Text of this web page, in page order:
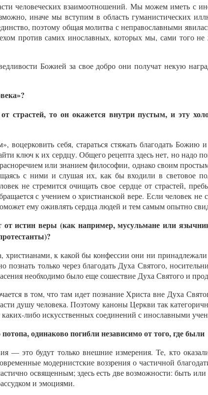
человеческих взаимоотношений. Мы можем иметь с
иначе мы вступим в область гуманистических
поэтому общая молитва с неправославными
против самих инославных, которых мы, сами того
Божией за свое добро они получат некую
страстей, то он окажется внутри пустым, и эту
себя, стараться стяжать благодать
ключ к их сердцу. Общего рецепта здесь нет, но надо
или знанием философии, однако своим
с ними и слушая их, как бы входили в световое
не стремится очищать свое сердце от страстей,
с учением о христианской вере. Если человек
ему оживлять сердца людей и тем самым опытно
истин веры (как например, мусульмане или
к какой бы конфессии они ни
только через благодать Духа Святого,
необходимо было еще сошествие Духа Святого и
в том, что там идет познание Христа вне Духа
душу человека. Поэтому каноны Церкви так
либо искусственных соединений с инославными
одинаково погибли независимо от того, где были
— это будут только внешние измерения. Те, кто
модернистские воззрения о частичной
освященным; здесь есть две возможности: быть
и эмоциями.